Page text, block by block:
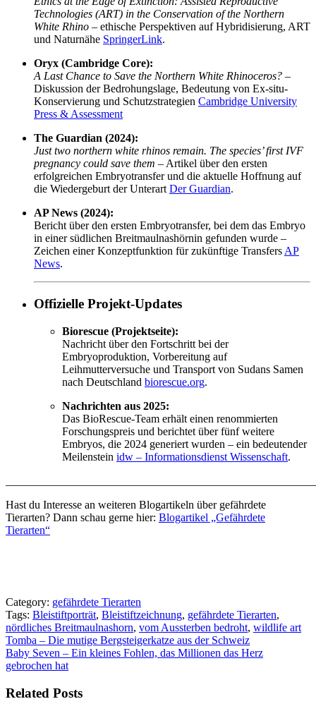
Technologies (ART) in the Conservation of the Northern
White Rhino – ethische Perspektiven auf Hybridisierung, ART
und Naturnähe SpringerLink.
Oryx (Cambridge Core):
A Last Chance to Save the Northern White Rhinoceros? –
Diskussion der Bedrohungslage, Bedeutung von Ex-situ-
Konservierung und Schutzstrategien Cambridge University
Press & Assessment
The Guardian (2024):
Just two northern white rhinos remain. The species’ first IVF
pregnancy could save them – Artikel über den ersten
erfolgreichen Embryotransfer und die aktuelle Hoffnung auf
die Wiedergeburt der Unterart Der Guardian.
AP News (2024):
Bericht über den ersten Embryotransfer, bei dem das Embryo
in einer südlichen Breitmaulnashörnin gefunden wurde –
Zeichen einer Konzeptfunktion für zukünftige Transfers AP
News.
Offizielle Projekt-Updates
Biorescue (Projektseite):
Nachricht über den Fortschritt bei der
Embryoproduktion, Vorbereitung auf
Leihmutterversuche und Transport von Sudans Samen
nach Deutschland biorescue.org.
Nachrichten aus 2025:
Das BioRescue-Team erhält einen renommierten
Forschungspreis und berichtet über fünf weitere
Embryos, die 2024 generiert wurden – ein bedeutender
Meilenstein idw – Informationsdienst Wissenschaft.
Hast du Interesse an weiteren Blogartikeln über gefährdete
Tierarten? Dann schau gerne hier: Blogartikel „Gefährdete
Tierarten“
Category: gefährdete Tierarten
Tags: Bleistiftporträt, Bleistiftzeichnung, gefährdete Tierarten,
nördliches Breitmaulnashorn, vom Aussterben bedroht, wildlife art
Beitragsnavigation
Tomba – Die mutige Bergsteigerkatze aus der Schweiz
Baby Seven – Ein kleines Fohlen, das Millionen das Herz
gebrochen hat
Related Posts